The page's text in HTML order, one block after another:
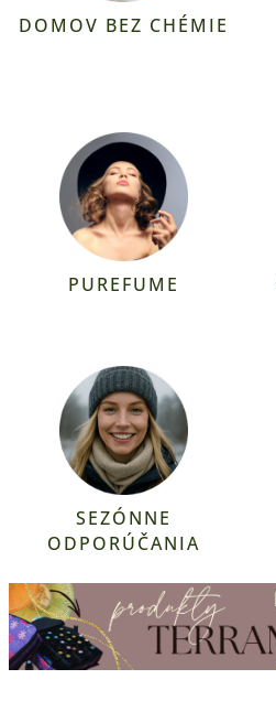
DOMOV BEZ CHÉMIE
PUREFUME
SEZÓNNE
ODPORÚČANIA